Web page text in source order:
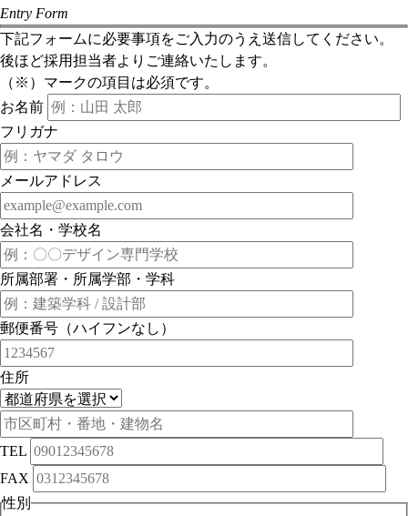
Entry Form
下記フォームに必要事項をご入力のうえ送信してください。
後ほど採用担当者よりご連絡いたします。
（※）マークの項目は必須です。
お名前
フリガナ
メールアドレス
会社名・学校名
所属部署・所属学部・学科
郵便番号（ハイフンなし）
住所
TEL
FAX
性別